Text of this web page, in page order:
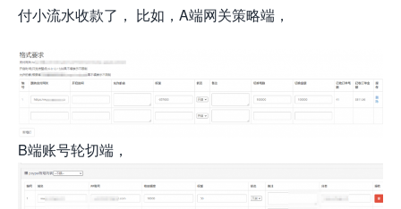
付小流水收款了， 比如，A端网关策略端，
B端账号轮切端，